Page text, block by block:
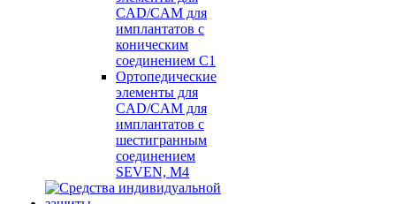
CAD/CAM для
имплантатов с
коническим
соединением С1
Ортопедические
элементы для
CAD/CAM для
имплантатов с
шестигранным
соединением
SEVEN, М4